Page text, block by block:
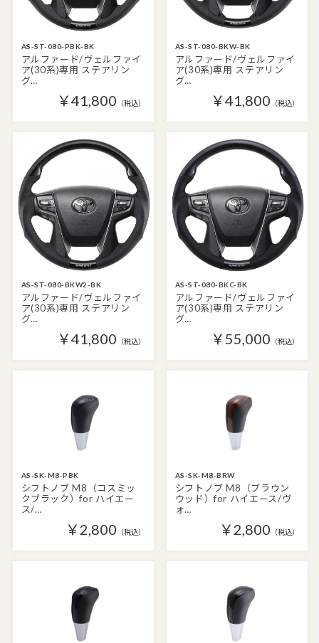
AS-ST-080-PBK-BK
アルファード/ヴェルファイ
ア(30系)専用 ステアリン
グ…
￥41,800 （税込）
AS-ST-080-BKW-BK
アルファード/ヴェルファイ
ア(30系)専用 ステアリン
グ…
￥41,800 （税込）
AS-ST-080-BKW2-BK
アルファード/ヴェルファイ
ア(30系)専用 ステアリン
グ…
￥41,800 （税込）
AS-ST-080-BKC-BK
アルファード/ヴェルファイ
ア(30系)専用 ステアリン
グ…
￥55,000 （税込）
AS-SK-M8-PBK
シフトノブ M8（コスミッ
クブラック）for ハイエー
ス/…
￥2,800 （税込）
AS-SK-M8-BRW
シフトノブ M8（ブラウン
ウッド）for ハイエース/ヴ
ォ…
￥2,800 （税込）